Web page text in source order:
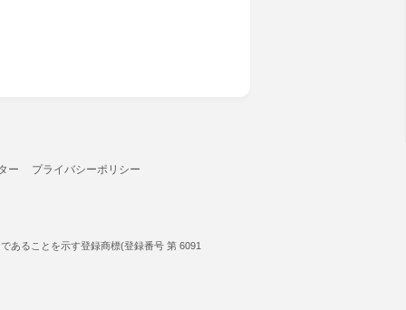
ー プライバシーポリシー
あることを示す登録商標(登録番号 第 6091